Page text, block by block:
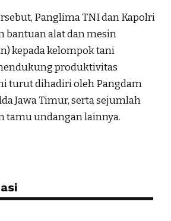
Panglima TNI dan Kapolri
bantuan alat dan mesin
kepada kelompok tani
produktivitas
turut dihadiri oleh Pangdam
Jawa Timur, serta sejumlah
tamu undangan lainnya.